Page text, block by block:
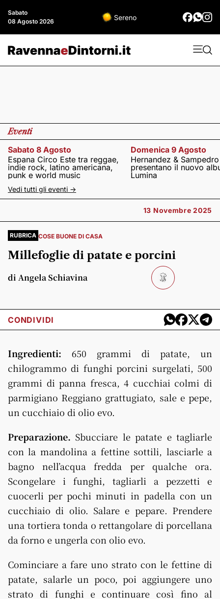
Sabato
08 Agosto 2026
Sereno
Eventi
Sabato 8 Agosto
Espana Circo Este tra reggae,
indie rock, latino americana,
punk e world music
Domenica 9 Agosto
Hernandez & Sampedro
presentano il nuovo
Lumina
Vedi tutti gli eventi ->
13 Novembre 2025
RUBRICA COSE BUONE DI CASA
Millefoglie di patate e porcini
di Angela Schiavina
CONDIVIDI
Ingredienti: 650 grammi di patate, un
chilogrammo di funghi porcini surgelati, 500
grammi di panna fresca, 4 cucchiai colmi di
parmigiano Reggiano grattugiato, sale e pepe,
un cucchiaio di olio evo.
Preparazione. Sbucciare le patate e tagliarle
con la mandolina a fettine sottili, lasciarle a
bagno nell’acqua fredda per qualche ora.
Scongelare i funghi, tagliarli a pezzetti e
cuocerli per pochi minuti in padella con un
cucchiaio di olio. Salare e pepare. Prendere
una tortiera tonda o rettangolare di porcellana
da forno e ungerla con olio evo.
Cominciare a fare uno strato con le fettine di
patate, salarle un poco, poi aggiungere uno
strato di funghi e continuare così fino al